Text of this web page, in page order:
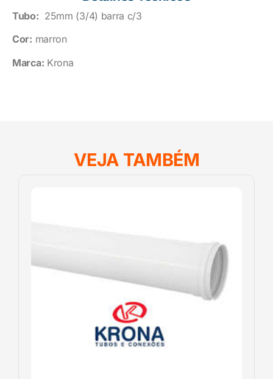
Tubo: 25mm (3/4) barra c/3
Cor: marron
Marca: Krona
VEJA TAMBÉM